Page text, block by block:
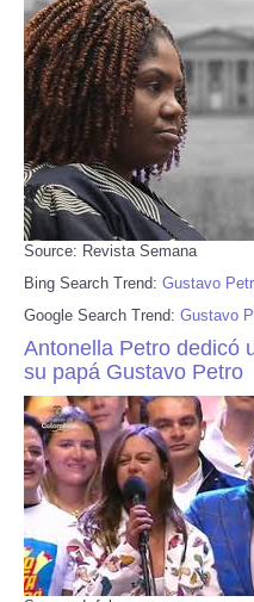
Source: Revista Semana
Bing Search Trend: Gustavo
Google Search Trend: Gustavo
Antonella Petro dedicó
su papá Gustavo Petro